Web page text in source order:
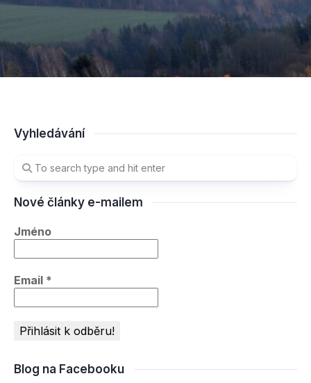
Vyhledávání
Nové články e-mailem
Jméno
Email *
Blog na Facebooku